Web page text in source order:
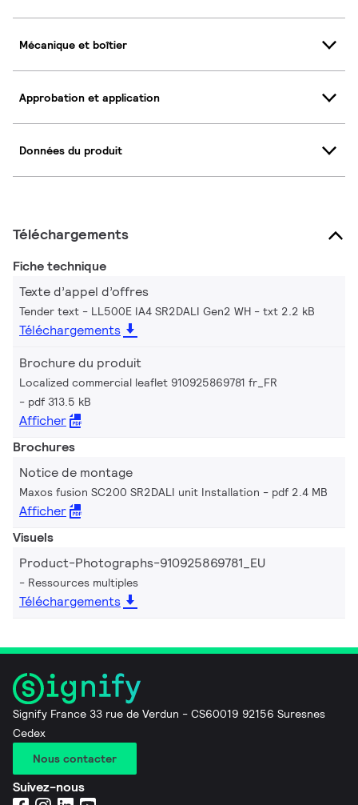
Mécanique et boîtier
Approbation et application
Données du produit
Téléchargements
Fiche technique
Texte d’appel d’offres
Tender text - LL500E IA4 SR2DALI Gen2 WH txt 2.2 kB
Téléchargements
Brochure du produit
Localized commercial leaflet 910925869781 fr_FR
pdf 313.5 kB
Afficher
Brochures
Notice de montage
Maxos fusion SC200 SR2DALI unit Installation pdf 2.4 MB
Afficher
Visuels
Product-Photographs-910925869781_EU
Ressources multiples
Téléchargements
Signify France 33 rue de Verdun - CS60019 92156 Suresnes
Cedex
Nous contacter
Suivez-nous